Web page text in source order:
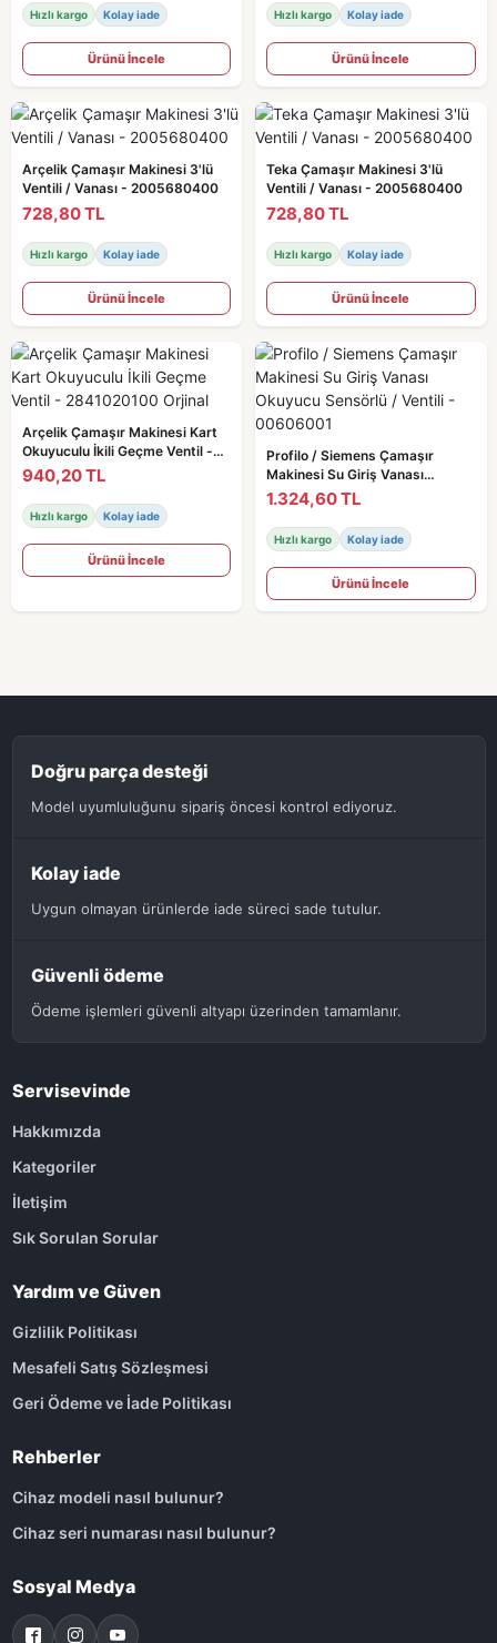
Hızlı kargo Kolay iade
Ürünü İncele
Hızlı kargo Kolay iade
Ürünü İncele
Arçelik Çamaşır Makinesi 3'lü
Ventili / Vanası - 2005680400
728,80 TL
Hızlı kargo Kolay iade
Ürünü İncele
Teka Çamaşır Makinesi 3'lü
Ventili / Vanası - 2005680400
728,80 TL
Hızlı kargo Kolay iade
Ürünü İncele
Arçelik Çamaşır Makinesi Kart
Okuyuculu İkili Geçme Ventil -
2841020100 Orjinal
940,20 TL
Hızlı kargo Kolay iade
Ürünü İncele
Profilo / Siemens Çamaşır
Makinesi Su Giriş Vanası
Okuyucu Sensörlü / Ventili -
00606001
1.324,60 TL
Hızlı kargo Kolay iade
Ürünü İncele
Doğru parça desteği
Model uyumluluğunu sipariş öncesi kontrol ediyoruz.
Kolay iade
Uygun olmayan ürünlerde iade süreci sade tutulur.
Güvenli ödeme
Ödeme işlemleri güvenli altyapı üzerinden tamamlanır.
Servisevinde
Hakkımızda
Kategoriler
İletişim
Sık Sorulan Sorular
Yardım ve Güven
Gizlilik Politikası
Mesafeli Satış Sözleşmesi
Geri Ödeme ve İade Politikası
Rehberler
Cihaz modeli nasıl bulunur?
Cihaz seri numarası nasıl bulunur?
Sosyal Medya